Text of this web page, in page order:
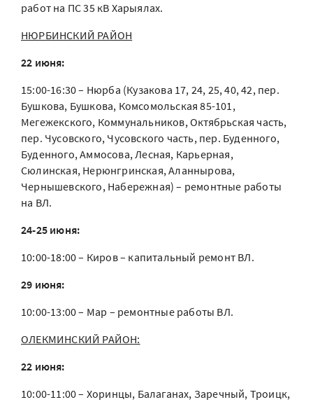
работ на ПС 35 кВ Харыялах.
НЮРБИНСКИЙ РАЙОН
22 июня:
15:00-16:30 – Нюрба (Кузакова 17, 24, 25, 40, 42, пер.
Бушкова, Бушкова, Комсомольская 85-101,
Мегежекского, Коммунальников, Октябрьская часть,
пер. Чусовского, Чусовского часть, пер. Буденного,
Буденного, Аммосова, Лесная, Карьерная,
Сюлинская, Нерюнгринская, Аланнырова,
Чернышевского, Набережная) – ремонтные работы
на ВЛ.
24-25 июня:
10:00-18:00 – Киров – капитальный ремонт ВЛ.
29 июня:
10:00-13:00 – Мар – ремонтные работы ВЛ.
ОЛЕКМИНСКИЙ РАЙОН:
22 июня:
10:00-11:00 – Хоринцы, Балаганах, Заречный, Троицк,